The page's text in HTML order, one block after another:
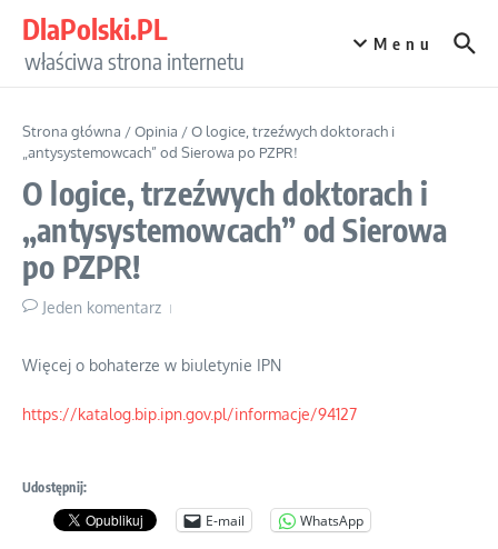
DlaPolski.PL
właściwa strona internetu
Menu
Strona główna /Opinia /O logice, trzeźwych doktorach i
„antysystemowcach” od Sierowa po PZPR!
O logice, trzeźwych doktorach i
„antysystemowcach” od Sierowa
po PZPR!
Jeden komentarz
Więcej o bohaterze w biuletynie IPN
https://katalog.bip.ipn.gov.pl/informacje/94127
Udostępnij:
E-mail WhatsApp